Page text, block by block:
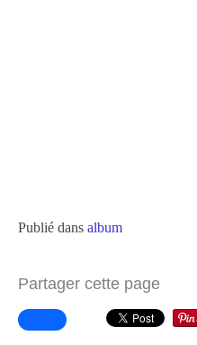
Publié dans album
Partager cette page